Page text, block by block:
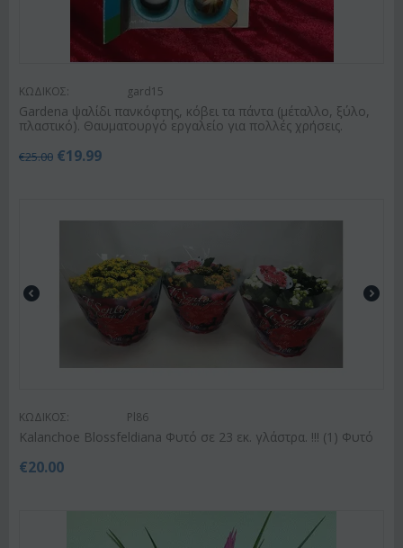
ΚΩΔΙΚΟΣ: gard15
Gardena ψαλίδι πανκόφτης, κόβει τα πάντα (μέταλλο, ξύλο,
πλαστικό). Θαυματουργό εργαλείο για πολλές χρήσεις.
€25.00 €19.99
ΚΩΔΙΚΟΣ: Pl86
Kalanchoe Blossfeldiana Φυτό σε 23 εκ. γλάστρα. !!! (1) Φυτό
€20.00